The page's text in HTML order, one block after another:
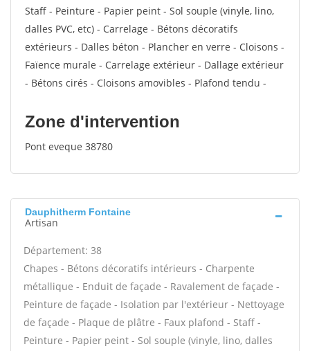
Staff - Peinture - Papier peint - Sol souple (vinyle, lino,
dalles PVC, etc) - Carrelage - Bétons décoratifs
extérieurs - Dalles béton - Plancher en verre - Cloisons -
Faïence murale - Carrelage extérieur - Dallage extérieur
- Bétons cirés - Cloisons amovibles - Plafond tendu -
Zone d'intervention
Pont eveque 38780
Dauphitherm Fontaine
Artisan
Département: 38
Chapes - Bétons décoratifs intérieurs - Charpente
métallique - Enduit de façade - Ravalement de façade -
Peinture de façade - Isolation par l'extérieur - Nettoyage
de façade - Plaque de plâtre - Faux plafond - Staff -
Peinture - Papier peint - Sol souple (vinyle, lino, dalles